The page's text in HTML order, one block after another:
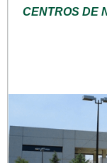
CENTROS DE